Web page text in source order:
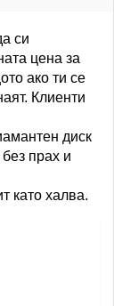
си
цена за
ако ти се
Клиенти
диск
прах и
като халва.